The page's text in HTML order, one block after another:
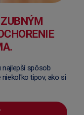
najlepší spôsob
tipov, ako si